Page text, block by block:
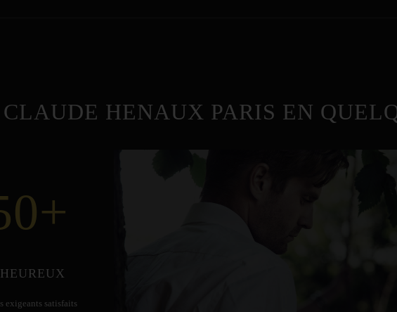
CLAUDE HENAUX PARIS EN
+
exigeants satisfaits